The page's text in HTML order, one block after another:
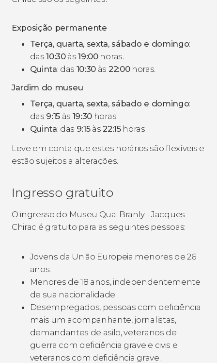
Exposição permanente
Terça, quarta, sexta, sábado e domingo:
das10:30às19:00horas.
Quinta: das 10:30 às 22:00horas.
Jardim do museu
Terça, quarta, sexta, sábado e domingo:
das 9:15às 19:30 horas.
Quinta: das 9:15às22:15horas.
Leve em conta que estes horários são flexíveis e
estão sujeitos a alterações.
Ingresso gratuito
O ingresso do Museu Quai Branly - Jacques
Chirac é gratuito para as seguintes pessoas:
Jovens da União Europeia menores de 26
anos.
Menores de 18 anos, independentemente
de sua nacionalidade.
Desempregados, pessoas com deficiência
mais um acompanhante, jornalistas,
demandantes de asilo, veteranos de
guerra com deficiência grave e civis e
veteranos com deficiência grave.